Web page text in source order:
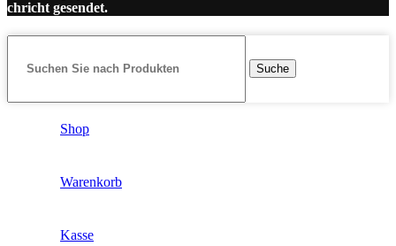
gesendet.
Suche
Shop
Warenkorb
Kasse